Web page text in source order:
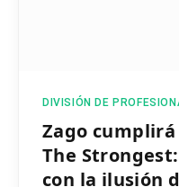
DIVISIÓN DE
Zago
The
con la ilusión